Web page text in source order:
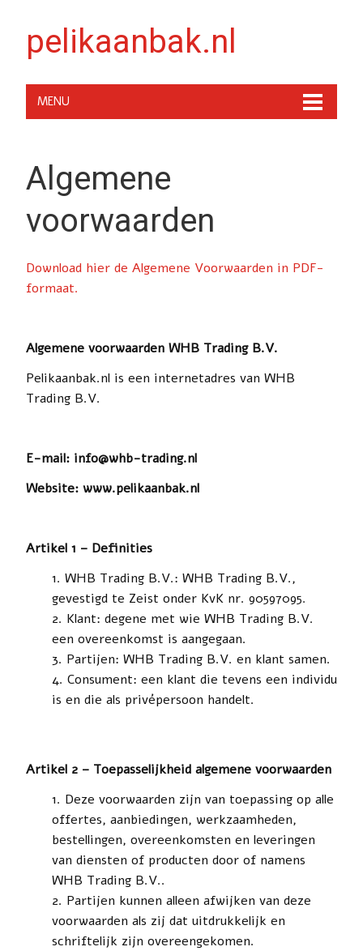
pelikaanbak.nl
MENU
Algemene
voorwaarden
Download hier de Algemene Voorwaarden in PDF-
formaat.
Algemene voorwaarden WHB Trading B.V.
Pelikaanbak.nl is een internetadres van WHB
Trading B.V.
E-mail: info@whb-trading.nl
Website: www.pelikaanbak.nl
Artikel 1 – Definities
WHB Trading B.V.: WHB Trading B.V.,
gevestigd te Zeist onder KvK nr. 90597095.
Klant: degene met wie WHB Trading B.V.
een overeenkomst is aangegaan.
Partijen: WHB Trading B.V. en klant samen.
Consument: een klant die tevens een individu
is en die als privépersoon handelt.
Artikel 2 – Toepasselijkheid algemene voorwaarden
Deze voorwaarden zijn van toepassing op alle
offertes, aanbiedingen, werkzaamheden,
bestellingen, overeenkomsten en leveringen
van diensten of producten door of namens
WHB Trading B.V..
Partijen kunnen alleen afwijken van deze
voorwaarden als zij dat uitdrukkelijk en
schriftelijk zijn overeengekomen.